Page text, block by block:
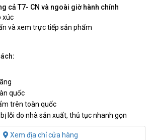
cả T7- CN và ngoài giờ hành chính
xúc
và xem trực tiếp sản phẩm
quốc
trên toàn quốc
lỗi do nhà sản xuất, thủ tục nhanh gọn
Xem địa chỉ cửa hàng